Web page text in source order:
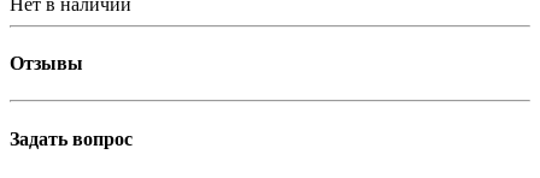
Отзывы
Задать вопрос